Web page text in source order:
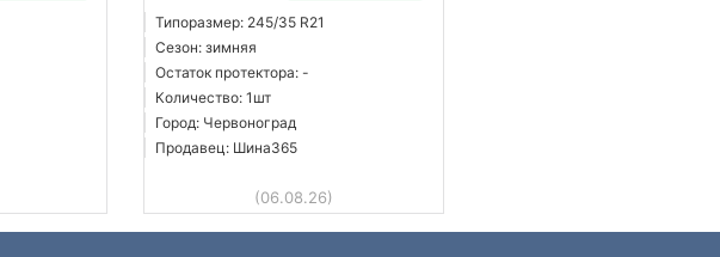
Типоразмер: 245/35 R21
Сезон: зимняя
Остаток протектора: -
Количество: 1шт
Город: Червоноград
Продавец: Шина365
(06.08.26)